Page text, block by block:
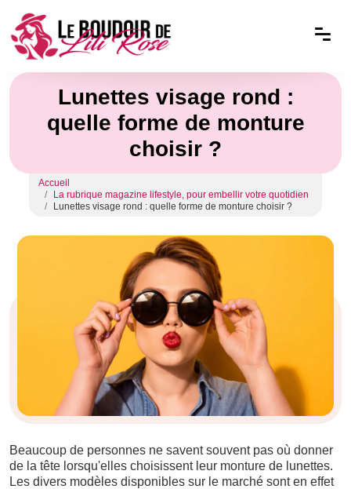
Lunettes visage rond :
quelle forme de monture
choisir ?
Accueil
La rubrique magazine lifestyle, pour embellir votre quotidien
Lunettes visage rond : quelle forme de monture choisir ?
Beaucoup de personnes ne savent souvent pas où donner
de la tête lorsqu'elles choisissent leur monture de lunettes.
Les divers modèles disponibles sur le marché sont en effet